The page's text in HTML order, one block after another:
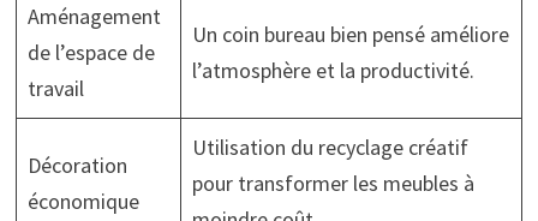
Aménagement
de l’espace de
travail
Un coin bureau bien pensé améliore
l’atmosphère et la productivité.
Décoration
économique
Utilisation du recyclage créatif
pour transformer les meubles à